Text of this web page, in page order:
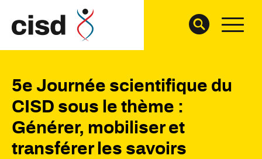
5e Journée scientifique du
CISD sous le thème :
Générer, mobiliser et
transférer les savoirs